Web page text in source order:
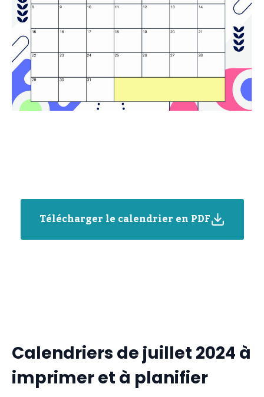
Télécharger le calendrier en PDF
Calendriers de juillet 2024 à
imprimer et à planifier